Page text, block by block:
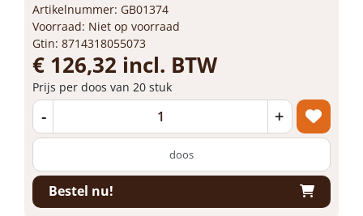
Artikelnummer: GB01374
Voorraad: Niet op voorraad
Gtin: 8714318055073
€ 126,32 incl. BTW
Prijs per doos van 20 stuk
- +
doos
Bestel nu!